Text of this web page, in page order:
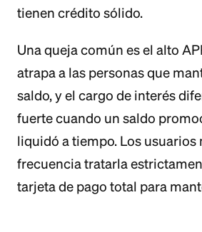
tienen crédito sólido.
Una queja común es el alto
atrapa a las personas que
saldo, y el cargo de interés
fuerte cuando un saldo
liquidó a tiempo. Los usuarios
frecuencia tratarla
tarjeta de pago total para